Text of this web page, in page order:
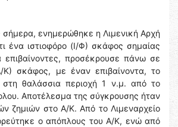
σήμερα, ενημερώθηκε η Λιμενική Αρχή
ένα ιστιοφόρο (Ι/Φ) σκάφος σημαίας
επιβαίνοντες, προσέκρουσε πάνω σε
Κ) σκάφος, με έναν επιβαίνοντα, το
στη θαλάσσια περιοχή 1 ν.μ. από το
Αποτέλεσμα της σύγκρουσης ήταν
ζημιών στο Α/Κ. Από το Λιμεναρχείο
ο απόπλους του Α/Κ, ενώ από